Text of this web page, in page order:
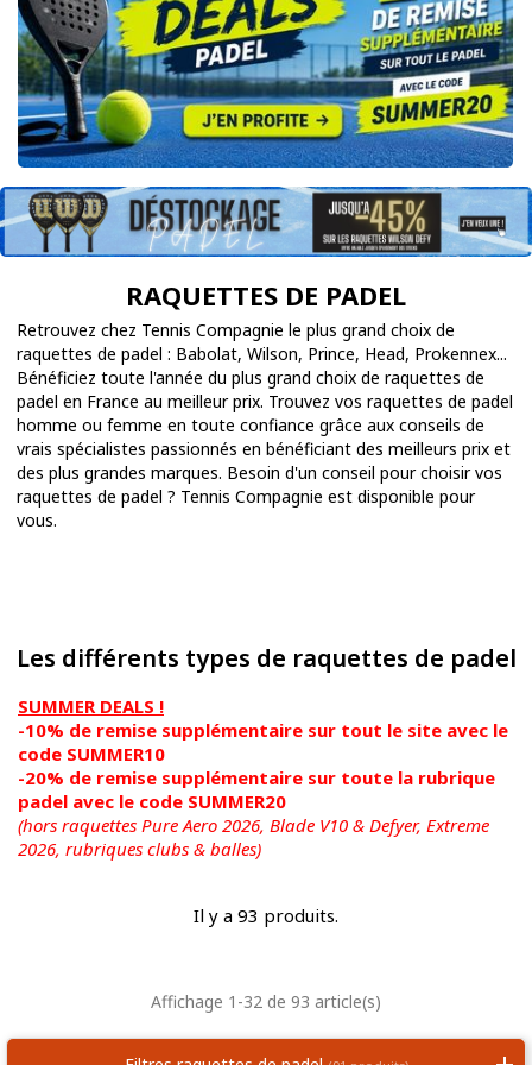
RAQUETTES DE PADEL
Retrouvez chez Tennis Compagnie le plus grand choix de
raquettes de padel : Babolat, Wilson, Prince, Head, Prokennex...
Bénéficiez toute l'année du plus grand choix de raquettes de
padel en France au meilleur prix. Trouvez vos raquettes de padel
homme ou femme en toute confiance grâce aux conseils de
vrais spécialistes passionnés en bénéficiant des meilleurs prix et
des plus grandes marques. Besoin d'un conseil pour choisir vos
raquettes de padel ? Tennis Compagnie est disponible pour
vous.
Les différents types de raquettes de padel
SUMMER DEALS !
-10% de remise supplémentaire sur tout le site avec le
code SUMMER10
-20% de remise supplémentaire sur toute la rubrique
padel avec le code SUMMER20
(hors raquettes Pure Aero 2026, Blade V10 & Defyer, Extreme
2026, rubriques clubs & balles)
Il y a 93 produits.
Affichage 1-32 de 93 article(s)